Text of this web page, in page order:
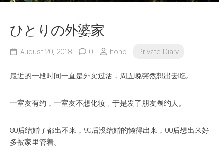
ひとりの外婆家
August 20, 2018 0 hoho Private Diary
最近的一段时间一直是外卖过活，周五晚突然想出去吃。
一室友有约，一室友不想化妆，于是发了朋友圈约人。
80后结婚了都出不来，90后没结婚的懒得出来，00后想出来好
多被家里管着。